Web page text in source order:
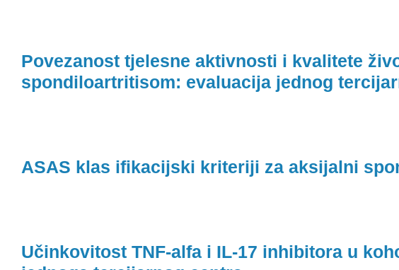
Povezanost tjelesne aktivnosti i kvalitete
spondiloartritisom: evaluacija jednog
ASAS klas ifikacijski kriteriji za aksijalni
Učinkovitost TNF-alfa i IL-17 inhibitora u